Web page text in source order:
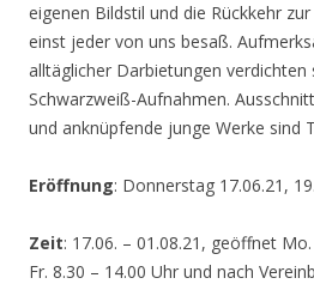
eigenen Bildstil und die Rückkehr
einst jeder von uns besaß.
alltäglicher Darbietungen verdichten
Schwarzweiß-Aufnahmen.
und anknüpfende junge Werke sind
Eröffnung: Donnerstag 17.06.21,
Zeit: 17.06. – 01.08.21, geöffnet
Fr. 8.30 – 14.00 Uhr und nach